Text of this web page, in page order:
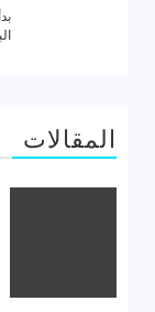
المقالات